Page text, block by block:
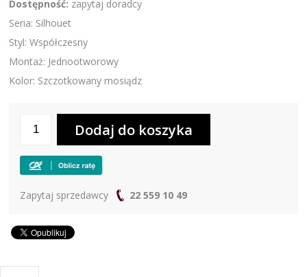
Dostępność: zapytaj doradcy
Seria: Silhouet
Styl: Współczesny
Montaż: Jednootworowy
Kolor: Szczotkowany mosiądz
Zapytaj sprzedawcy 22 559 10 49